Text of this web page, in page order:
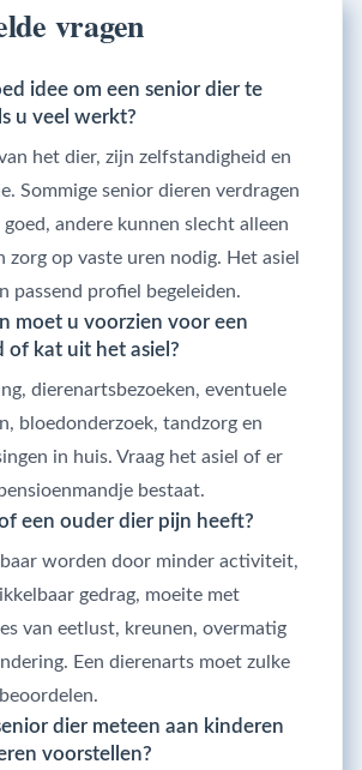
vragen
idee om een senior dier te
u veel werkt?
het dier, zijn zelfstandigheid en
Sommige senior dieren verdragen
andere kunnen slecht alleen
zorg op vaste uren nodig. Het asiel
passend profiel begeleiden.
moet u voorzien voor een
of kat uit het asiel?
dierenartsbezoeken, eventuele
bloedonderzoek, tandzorg en
in huis. Vraag het asiel of er
bestaat.
een ouder dier pijn heeft?
worden door minder activiteit,
gedrag, moeite met
van eetlust, kreunen, overmatig
Een dierenarts moet zulke
dier meteen aan kinderen
voorstellen?